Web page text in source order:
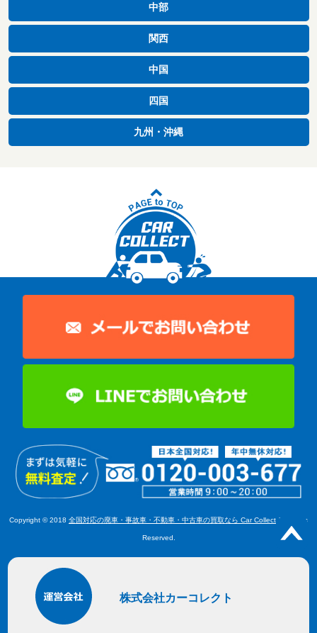
中部
関西
中国
四国
九州・沖縄
Copyright © 2018 全国対応の廃車・事故車・不動車・中古車の買取なら Car Collect All Rights
Reserved.
株式会社カーコレクト